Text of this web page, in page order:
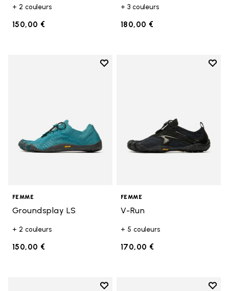
+ 2 couleurs
150,00 €
+ 3 couleurs
180,00 €
Add to wishlist
FEMME
Groundsplay LS
+ 2 couleurs
150,00 €
Add
FEMME
V-Run
+ 5 couleurs
170,00 €
Add to wishlist
Add